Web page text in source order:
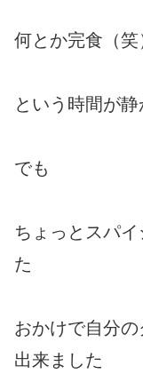
何とか完食（笑
という時間が
でも
ちょっとスパ
た
おかけで自分
出来ました